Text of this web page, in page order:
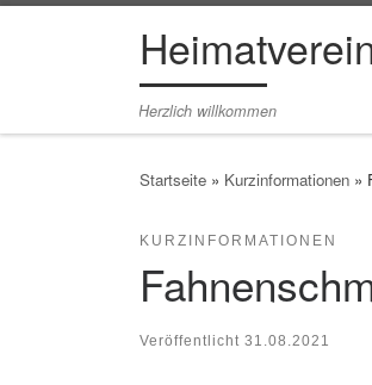
Zum Inhalt springen
Herzlich willkommen
Startseite » Kurzinformationen »
KURZINFORMATIONEN
Veröffentlicht 31.08.2021